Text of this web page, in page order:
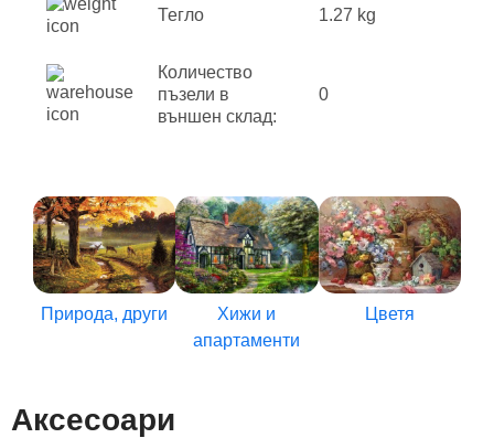
Тегло 1.27 kg
Количество
пъзели в
външен склад:
0
Природа, други
Хижи и
апартаменти
Цветя
Аксесоари